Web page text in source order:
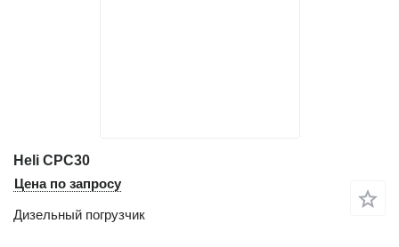
Heli CPC30
Цена по запросу
Дизельный погрузчик